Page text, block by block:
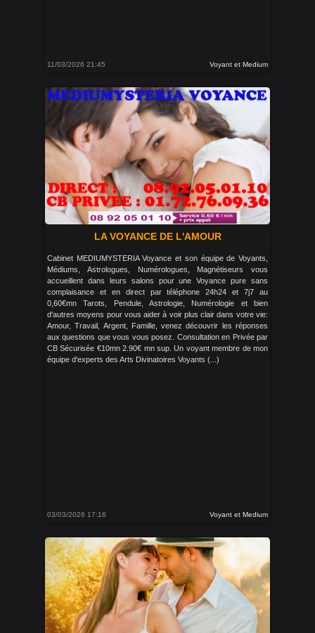
11/03/2026 21:45 Voyant et Medium
LA VOYANCE DE L'AMOUR
Cabinet MEDIUMYSTERIA Voyance et son équipe de Voyants,
Médiums, Astrologues, Numérologues, Magnétiseurs vous
accueillent dans leurs salons pour une Voyance pure sans
complaisance et en direct par téléphone 24h24 et 7j7 au
0,60€mn Tarots, Pendule, Astrologie, Numérologie et bien
d'autres moyens pour vous aider à voir plus clair dans votre vie:
Amour, Travail, Argent, Famille, venez découvrir les réponses
aux questions que vous vous posez. Consultation en Privée par
CB Sécurisée €10mn 2.90€ mn sup. Un voyant membre de mon
équipe d'experts des Arts Divinatoires Voyants (...)
03/03/2026 17:16 Voyant et Medium